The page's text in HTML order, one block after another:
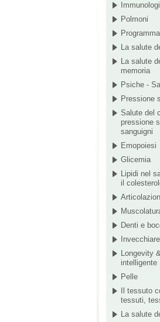
Polmoni
La salute
La salute
memoria
Psiche -
Pressione
Salute del
pressione
sanguigni
Emopoiesi
Glicemia
Lipidi nel
il
Denti e
Longevity
intelligente
Pelle
Il tessuto
tessuti,
La salute